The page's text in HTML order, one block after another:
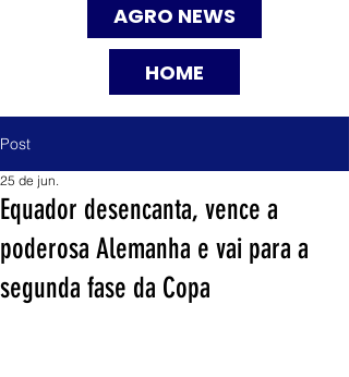
AGRO NEWS
HOME
Post
Equador desencanta, vence a
poderosa Alemanha e vai para a
segunda fase da Copa
25 de jun.